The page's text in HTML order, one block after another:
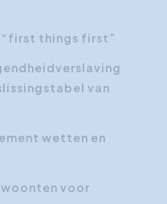
things first”
van
wetten en
voor